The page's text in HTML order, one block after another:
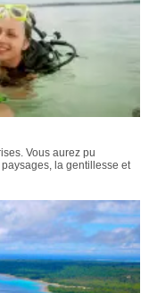
Vous aurez pu
la gentillesse et